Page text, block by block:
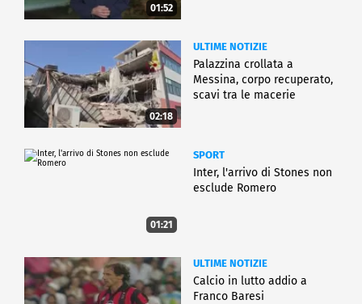
01:52
02:18
ULTIME NOTIZIE
Palazzina crollata a
Messina, corpo recuperato,
scavi tra le macerie
01:21
SPORT
Inter, l'arrivo di Stones non
esclude Romero
ULTIME NOTIZIE
Calcio in lutto addio a
Franco Baresi